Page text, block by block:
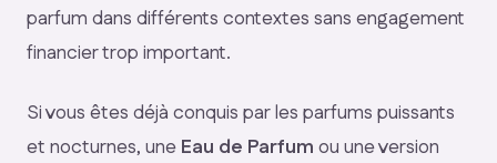
parfum dans différents contextes sans engagement
financier trop important.
Si vous êtes déjà conquis par les parfums puissants
et nocturnes, une Eau de Parfum ou une version